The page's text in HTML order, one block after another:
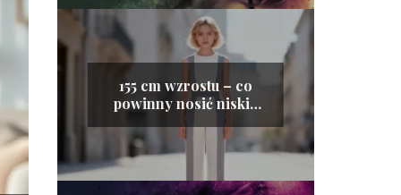
155 cm wzrostu – co
powinny nosić niskie